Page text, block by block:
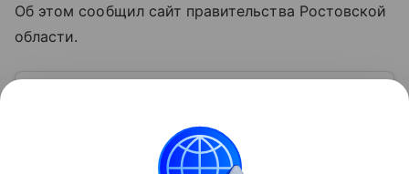
Об этом сообщил сайт правительства Ростовской
области.
Госсоветник, экс-гендиректор «ОАК» и губернатора
Ростовской области, Юрий Слюсарь имеет весьма
многогранную биографию. Он прошел путь от